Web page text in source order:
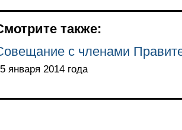
также:
с членами
января 2014 года